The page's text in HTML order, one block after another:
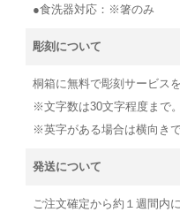
●食洗器対応：※箸のみ
彫刻について
桐箱に無料で彫刻サービス
※文字数は30文字程度まで。
※英字がある場合は横向き
発送について
ご注文確定から約１週間内